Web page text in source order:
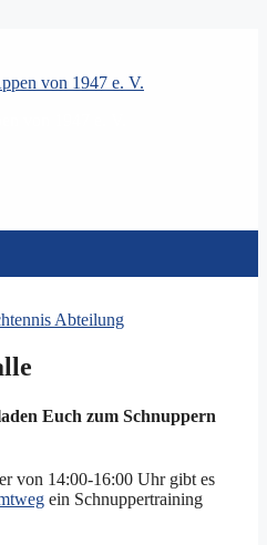
Abteilung
Euch zum Schnuppern
von 14:00-16:00 Uhr gibt es
ein Schnuppertraining